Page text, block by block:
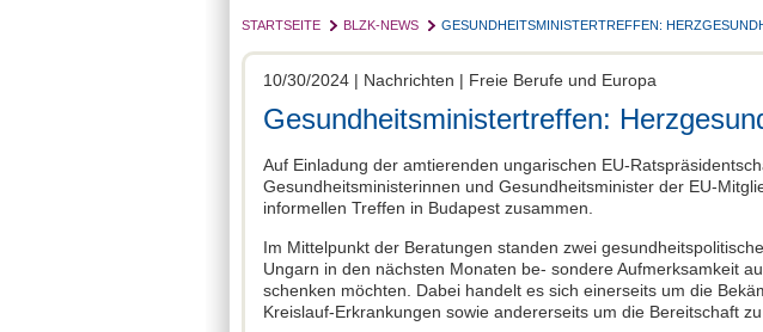
STARTSEITE BLZK-NEWS GESUNDHEITSMINISTERTREFFEN:
10/30/2024 | Nachrichten | Freie Berufe und Europa
Gesundheitsministertreffen:
Auf Einladung der amtierenden ungarischen EU-
Gesundheitsministerinnen und Gesundheitsminister der EU-
informellen Treffen in Budapest zusammen.
Im Mittelpunkt der Beratungen standen zwei
Ungarn in den nächsten Monaten be- sondere Aufmerksamkeit
schenken möchten. Dabei handelt es sich einerseits um die
Kreislauf-Erkrankungen sowie andererseits um die Bereitschaft